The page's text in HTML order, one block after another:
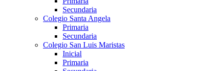
Secundaria
Colegio Santa Angela
Primaria
Secundaria
Colegio San Luis Maristas
Inicial
Primaria